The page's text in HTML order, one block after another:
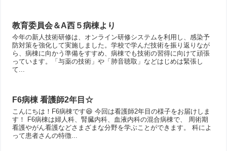
教育委員会＆A西５病棟より
今年の新人技術研修は、オンライン研修システムを利用し、感染予
防対策を強化して実施しました。学校で学んだ技術を振り返りなが
ら、病棟に向かう準備をすすめ、病棟でも技術の習得に向けて頑張
っています。「与薬の技術」や「肺音聴取」などはじめは緊張し
て...
F6病棟 看護師2年目☆
こんにちは！F6病棟です😆 今回は看護師2年目の様子をお届けしま
す！ F6病棟は婦人科、腎臓内科、血液内科の混合病棟で、 周術期
看護やがん看護などさまざまな分野を学ぶことができます。 科によ
って患者さんの特徴...